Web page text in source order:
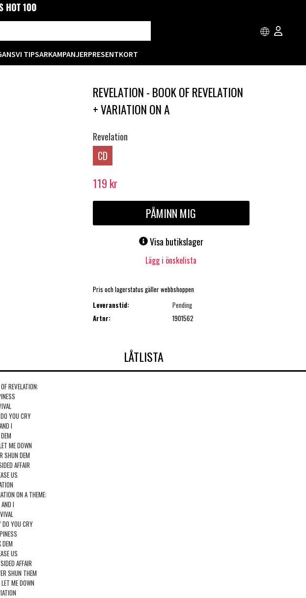
VI TIPSARKAMPANJERPRESENTKORT
REVELATION - BOOK OF REVELATION
+ VARIATION ON A
Revelation
CD
119 kr
PÅMINN MIG
Visa butikslager
Lägg i önskelista
Pris och lagerstatus gäller webbshoppen
Leveranstid:
Pending
Artnr:
1901562
LÅTLISTA
REVELATION:
YOU CRY
I
ME DOWN
SHUN DEM
AFFAIR
US
ON A THEME:
I
DO YOU CRY
DEM
US
AFFAIR
SHUN THEM
ME DOWN